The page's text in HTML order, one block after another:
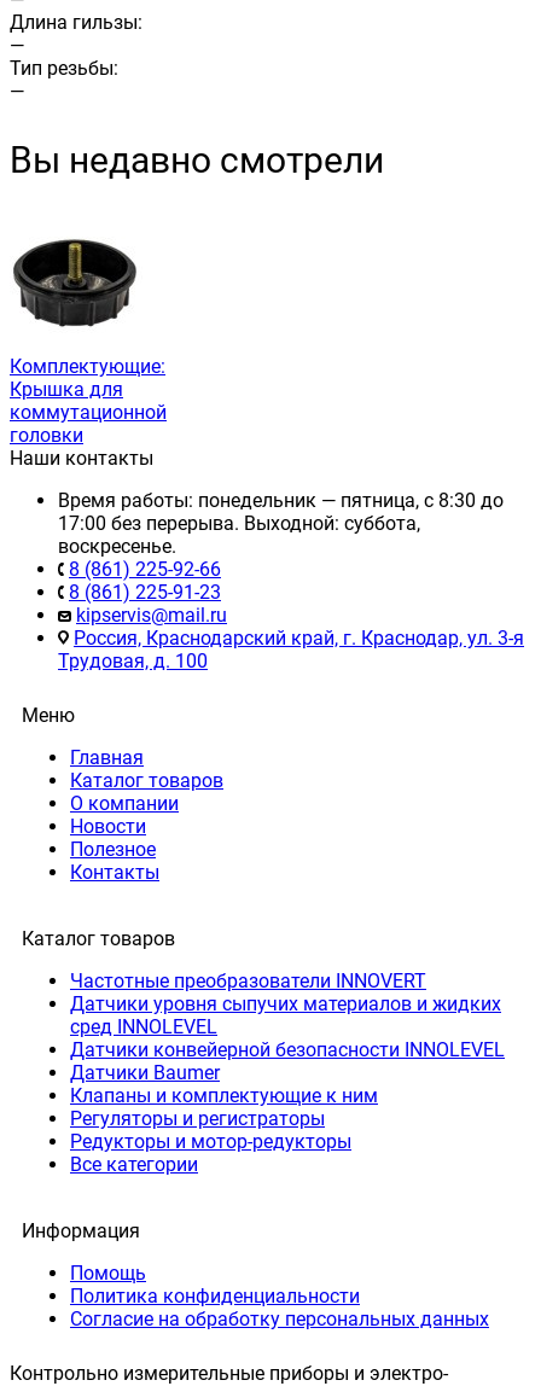
Длина гильзы:
—
Тип резьбы:
—
Вы недавно смотрели
Комплектующие:
Крышка для
коммутационной
головки
Наши контакты
Время работы: понедельник — пятница, с 8:30 до
17:00 без перерыва. Выходной: суббота,
воскресенье.
8 (861) 225-92-66
8 (861) 225-91-23
kipservis@mail.ru
Россия, Краснодарский край, г. Краснодар, ул. 3-я
Трудовая, д. 100
Меню
Главная
Каталог товаров
О компании
Новости
Полезное
Контакты
Каталог товаров
Частотные преобразователи INNOVERT
Датчики уровня сыпучих материалов и жидких
сред INNOLEVEL
Датчики конвейерной безопасности INNOLEVEL
Датчики Baumer
Клапаны и комплектующие к ним
Регуляторы и регистраторы
Редукторы и мотор-редукторы
Все категории
Информация
Помощь
Политика конфиденциальности
Согласие на обработку персональных данных
Контрольно измерительные приборы и электро-